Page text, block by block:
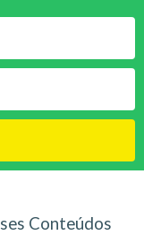
Conteúdos